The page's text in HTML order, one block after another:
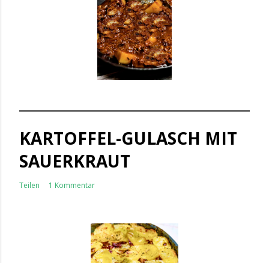
KARTOFFEL-GULASCH MIT
SAUERKRAUT
Teilen 1 Kommentar